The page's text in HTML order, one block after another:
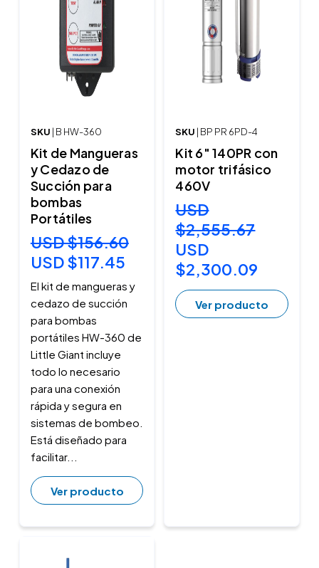
SKU | B HW-360
Kit de Mangueras
y Cedazo de
Succión para
bombas
Portátiles
USD $156.60
USD $117.45
El kit de mangueras y
cedazo de succión
para bombas
portátiles HW-360 de
Little Giant incluye
todo lo necesario
para una conexión
rápida y segura en
sistemas de bombeo.
Está diseñado para
facilitar...
Ver producto
SKU | BP PR 6PD-4
Kit 6" 140PR con
motor trifásico
460V
USD
$2,555.67
USD
$2,300.09
Ver producto